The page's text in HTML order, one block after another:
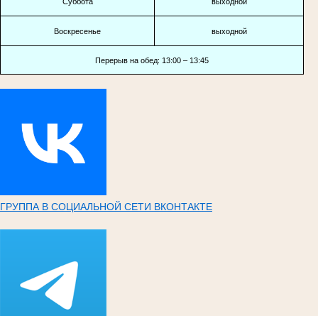
Воскресенье выходной
Перерыв на обед: 13:00 – 13:45
ГРУППА В СОЦИАЛЬНОЙ СЕТИ ВКОНТАКТЕ